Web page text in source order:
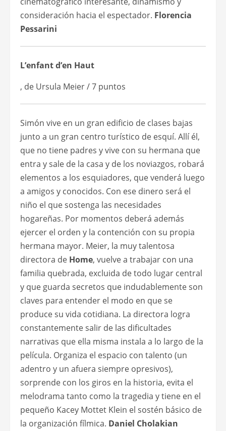
consideración hacia el espectador. Florencia
Pessarini
L’enfant d’en Haut
, de Ursula Meier / 7 puntos
Simón vive en un gran edificio de clases bajas
junto a un gran centro turístico de esquí. Allí él,
que no tiene padres y vive con su hermana que
entra y sale de la casa y de los noviazgos, robará
elementos a los esquiadores, que venderá luego
a amigos y conocidos. Con ese dinero será el
niño el que sostenga las necesidades
hogareñas. Por momentos deberá además
ejercer el orden y la contención con su propia
hermana mayor. Meier, la muy talentosa
directora de Home, vuelve a trabajar con una
familia quebrada, excluida de todo lugar central
y que guarda secretos que indudablemente son
claves para entender el modo en que se
produce su vida cotidiana. La directora logra
constantemente salir de las dificultades
narrativas que ella misma instala a lo largo de la
película. Organiza el espacio con talento (un
adentro y un afuera siempre opresivos),
sorprende con los giros en la historia, evita el
melodrama tanto como la tragedia y tiene en el
pequeño Kacey Mottet Klein el sostén básico de
la organización fílmica. Daniel Cholakian